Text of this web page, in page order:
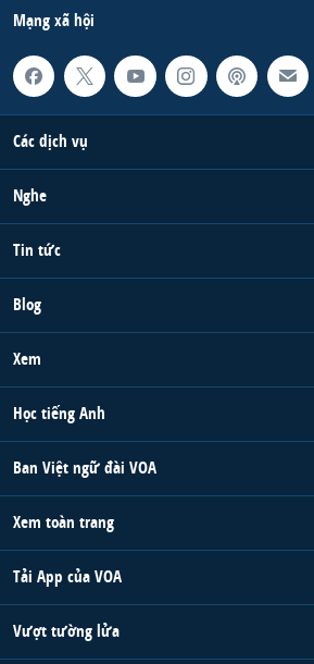
Mạng xã hội
Các dịch vụ
Nghe
Tin tức
Blog
Xem
Học tiếng Anh
Ban Việt ngữ đài VOA
Xem toàn trang
Tải App của VOA
Vượt tường lửa